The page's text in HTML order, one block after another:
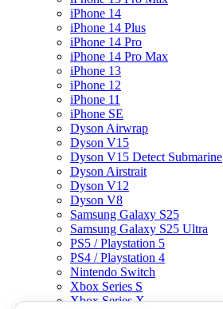
iPhone 14
iPhone 14 Plus
iPhone 14 Pro
iPhone 14 Pro Max
iPhone 13
iPhone 12
iPhone 11
iPhone SE
Dyson Airwrap
Dyson V15
Dyson V15 Detect Submarine
Dyson Airstrait
Dyson V12
Dyson V8
Samsung Galaxy S25
Samsung Galaxy S25 Ultra
PS5 / Playstation 5
PS4 / Playstation 4
Nintendo Switch
Xbox Series S
Xbox Series X